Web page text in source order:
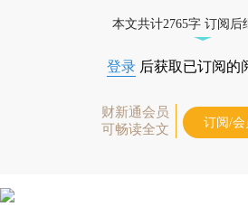
本文共计2765字 订阅后
登录 后获取已订阅的
财新通会员
可畅读全文
订阅/会